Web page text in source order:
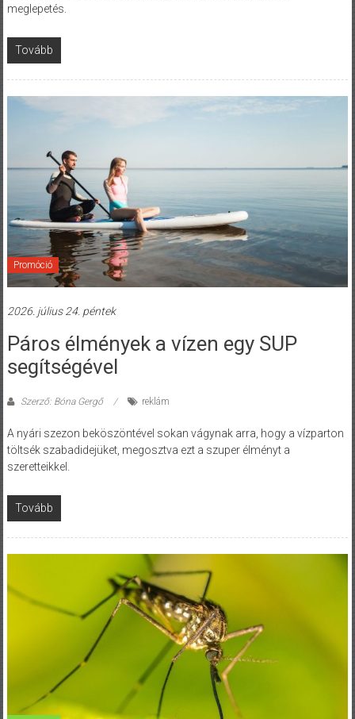
meglepetés.
Tovább
Promóció
2026. július 24. péntek
Páros élmények a vízen egy SUP
segítségével
Szerző: Bóna Gergő reklám
A nyári szezon beköszöntével sokan vágynak arra, hogy a vízparton
töltsék szabadidejüket, megosztva ezt a szuper élményt a
szeretteikkel.
Tovább